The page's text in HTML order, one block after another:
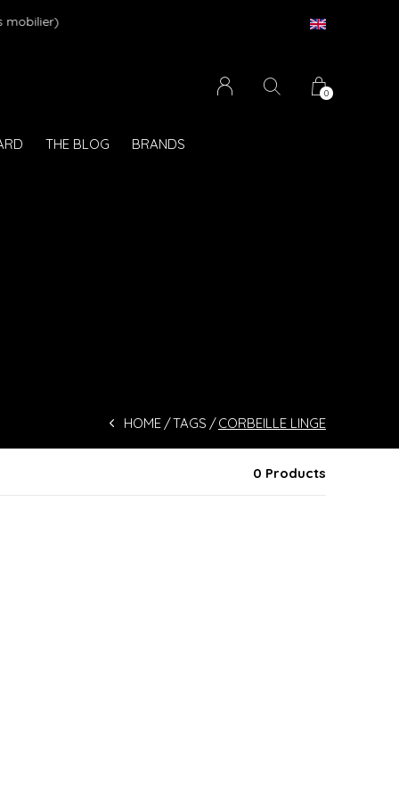
THE BLOG BRANDS
0
mobilier)
HOME TAGS CORBEILLE LINGE
0 Products